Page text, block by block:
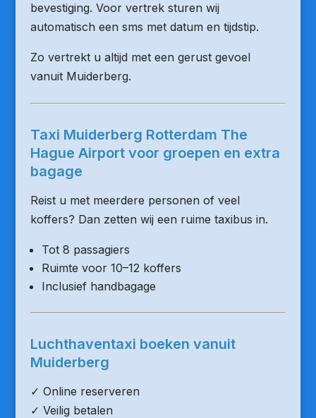
bevestiging. Voor vertrek sturen wij
automatisch een sms met datum en tijdstip.
Zo vertrekt u altijd met een gerust gevoel
vanuit Muiderberg.
Taxi Muiderberg Rotterdam The
Hague Airport voor groepen en extra
bagage
Reist u met meerdere personen of veel
koffers? Dan zetten wij een ruime taxibus in.
Tot 8 passagiers
Ruimte voor 10–12 koffers
Inclusief handbagage
Luchthaventaxi boeken vanuit
Muiderberg
✓ Online reserveren
✓ Veilig betalen